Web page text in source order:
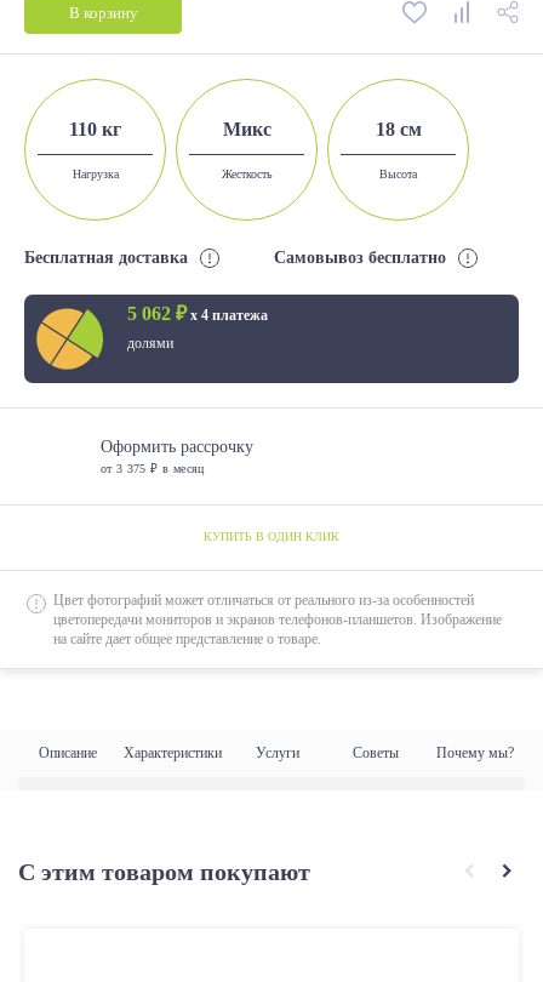
Описание Характеристики Услуги Советы Почему мы?
2000*1800
В корзину
110 кг
Нагрузка
Микс
Жесткость
18 см
Высота
Бесплатная доставка Самовывоз бесплатно
5 062 ₽х 4 платежа
долями
Оформить рассрочку
от 3 375 ₽ в месяц
КУПИТЬ В ОДИН КЛИК
Цвет фотографий может отличаться от реального из-за особенностей
цветопередачи мониторов и экранов телефонов-планшетов. Изображение
на сайте дает общее представление о товаре.
С этим товаром покупают